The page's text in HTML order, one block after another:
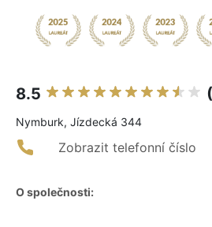
8.5
Nymburk, Jízdecká 344
Zobrazit telefonní číslo
O společnosti: